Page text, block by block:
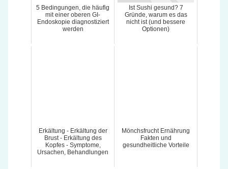
5 Bedingungen, die häufig
mit einer oberen GI-
Endoskopie diagnostiziert
werden
Ist Sushi gesund? 7
Gründe, warum es das
nicht ist (und bessere
Optionen)
Erkältung - Erkältung der
Brust - Erkältung des
Kopfes - Symptome,
Ursachen, Behandlungen
Mönchsfrucht Ernährung
Fakten und
gesundheitliche Vorteile